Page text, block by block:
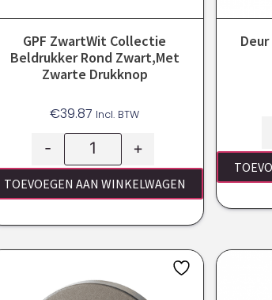
GPF ZwartWit Collectie
Beldrukker Rond Zwart,met
Zwarte Drukknop
€39.87 Incl. BTW
- +
TOEVOEGEN AAN WINKELWAGEN